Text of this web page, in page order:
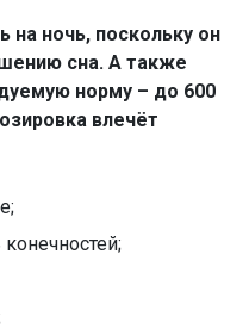
на ночь, поскольку он
сна. А также
норму – до 600
влечёт